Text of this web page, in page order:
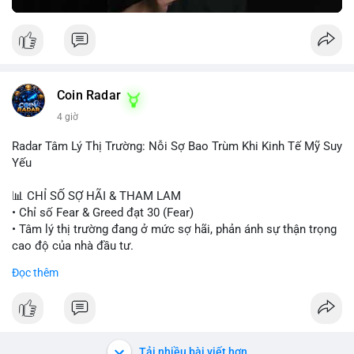
#vlikemarketindex42
Coin Radar
4 giờ
Radar Tâm Lý Thị Trường: Nỗi Sợ Bao Trùm Khi Kinh Tế Mỹ Suy
Yếu
📊 CHỈ SỐ SỢ HÃI & THAM LAM
• Chỉ số Fear & Greed đạt 30 (Fear)
• Tâm lý thị trường đang ở mức sợ hãi, phản ánh sự thận trọng
cao độ của nhà đầu tư.
📈 XU HƯỚNG TÌM KIẾM & THẢO LUẬN
CASHCAT, CRO.
Chainlink, Litecoin.
Đọc thêm